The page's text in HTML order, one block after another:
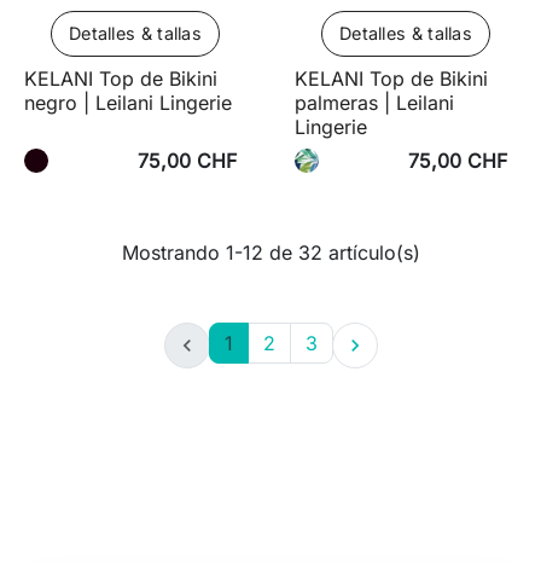
Detalles & tallas
KELANI Top de Bikini
negro | Leilani Lingerie
75,00 CHF
Detalles & tallas
KELANI Top de Bikini
palmeras | Leilani
Lingerie
75,00 CHF
Mostrando 1-12 de 32 artículo(s)
 1 2 3 